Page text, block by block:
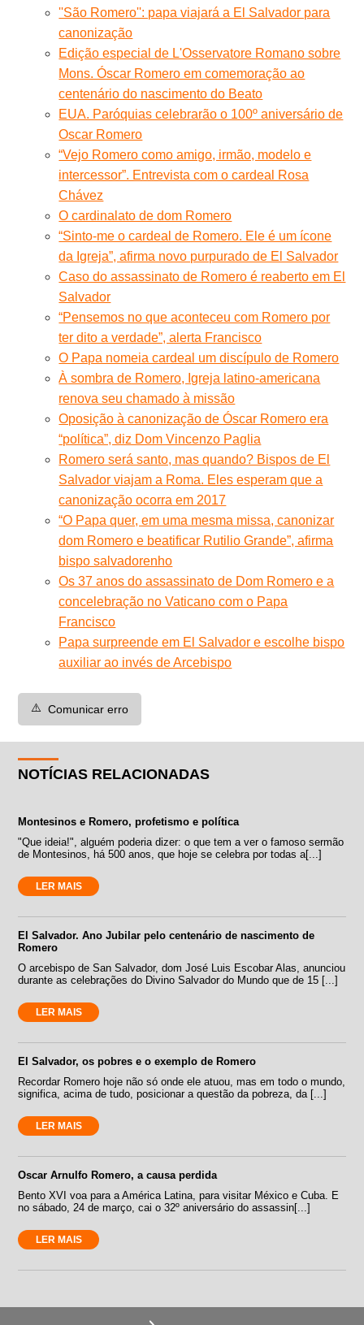
''São Romero'': papa viajará a El Salvador para
canonização
Edição especial de L'Osservatore Romano sobre
Mons. Óscar Romero em comemoração ao
centenário do nascimento do Beato
EUA. Paróquias celebrarão o 100º aniversário de
Oscar Romero
“Vejo Romero como amigo, irmão, modelo e
intercessor”. Entrevista com o cardeal Rosa
Chávez
O cardinalato de dom Romero
“Sinto-me o cardeal de Romero. Ele é um ícone
da Igreja”, afirma novo purpurado de El Salvador
Caso do assassinato de Romero é reaberto em El
Salvador
“Pensemos no que aconteceu com Romero por
ter dito a verdade”, alerta Francisco
O Papa nomeia cardeal um discípulo de Romero
À sombra de Romero, Igreja latino-americana
renova seu chamado à missão
Oposição à canonização de Óscar Romero era
“política”, diz Dom Vincenzo Paglia
Romero será santo, mas quando? Bispos de El
Salvador viajam a Roma. Eles esperam que a
canonização ocorra em 2017
“O Papa quer, em uma mesma missa, canonizar
dom Romero e beatificar Rutilio Grande”, afirma
bispo salvadorenho
Os 37 anos do assassinato de Dom Romero e a
concelebração no Vaticano com o Papa
Francisco
Papa surpreende em El Salvador e escolhe bispo
auxiliar ao invés de Arcebispo
⚠️ Comunicar erro
NOTÍCIAS RELACIONADAS
Montesinos e Romero, profetismo e política
"Que ideia!", alguém poderia dizer: o que tem a ver o famoso sermão
de Montesinos, há 500 anos, que hoje se celebra por todas a[...]
LER MAIS
El Salvador. Ano Jubilar pelo centenário de nascimento de
Romero
O arcebispo de San Salvador, dom José Luis Escobar Alas, anunciou
durante as celebrações do Divino Salvador do Mundo que de 15 [...]
LER MAIS
El Salvador, os pobres e o exemplo de Romero
Recordar Romero hoje não só onde ele atuou, mas em todo o mundo,
significa, acima de tudo, posicionar a questão da pobreza, da [...]
LER MAIS
Oscar Arnulfo Romero, a causa perdida
Bento XVI voa para a América Latina, para visitar México e Cuba. E
no sábado, 24 de março, cai o 32º aniversário do assassin[...]
LER MAIS